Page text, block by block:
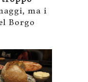
ma i
Borgo